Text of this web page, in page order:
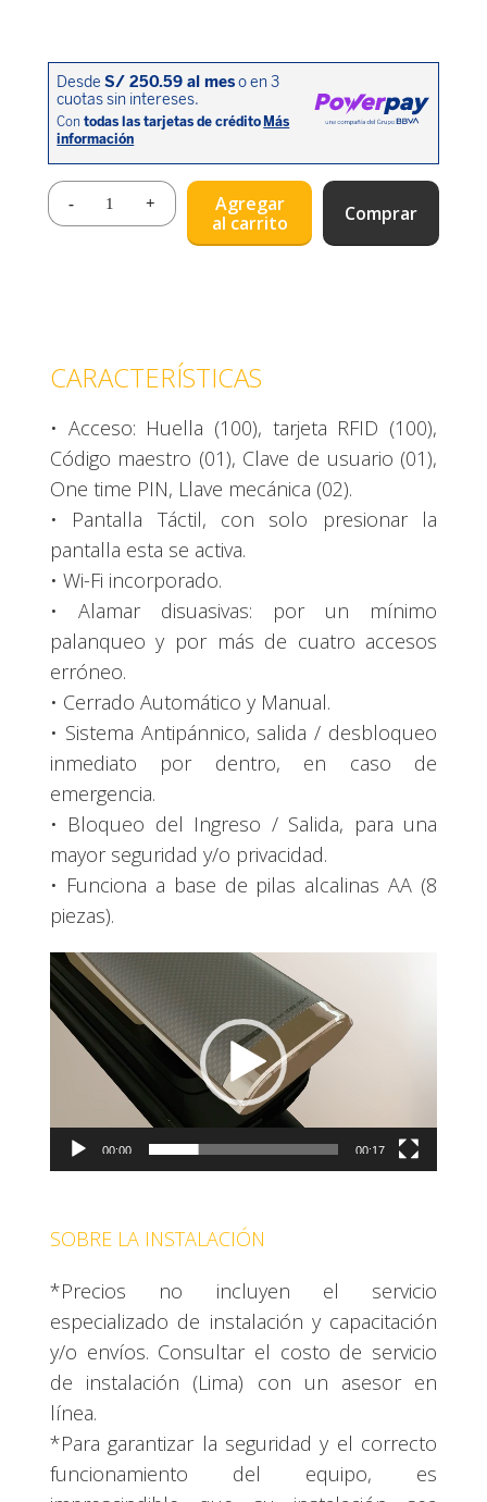
Agregar
al carrito
Comprar
CARACTERÍSTICAS
• Acceso: Huella (100), tarjeta RFID (100),
Código maestro (01), Clave de usuario (01),
One time PIN, Llave mecánica (02).
• Pantalla Táctil, con solo presionar la
pantalla esta se activa.
• Wi-Fi incorporado.
• Alamar disuasivas: por un mínimo
palanqueo y por más de cuatro accesos
erróneo.
• Cerrado Automático y Manual.
• Sistema Antipánnico, salida / desbloqueo
inmediato por dentro, en caso de
emergencia.
• Bloqueo del Ingreso / Salida, para una
mayor seguridad y/o privacidad.
• Funciona a base de pilas alcalinas AA (8
piezas).
Reproductor
de
vídeo
00:00 00:17
SOBRE LA INSTALACIÓN
*Precios no incluyen el servicio
especializado de instalación y capacitación
y/o envíos. Consultar el costo de servicio
de instalación (Lima) con un asesor en
línea.
*Para garantizar la seguridad y el correcto
funcionamiento del equipo, es